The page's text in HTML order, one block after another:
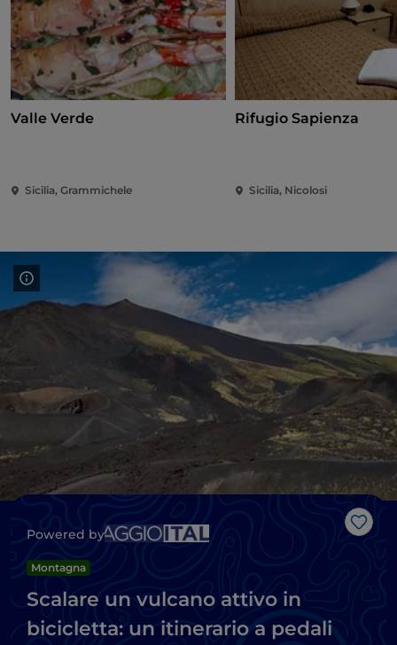
Valle Verde
Sicilia, Grammichele
Rifugio Sapienza
Sicilia, Nicolosi
Like
Powered by
Montagna
Scalare un vulcano attivo in
bicicletta: un itinerario a pedali